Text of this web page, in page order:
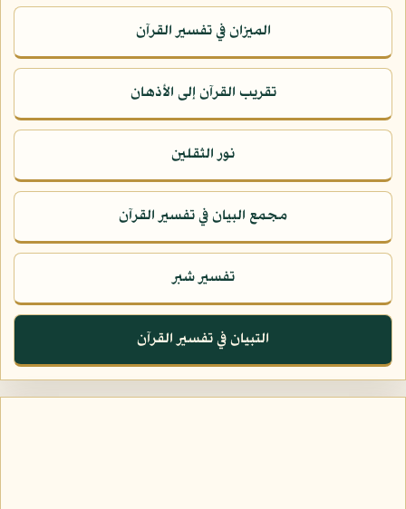
الميزان في تفسير القرآن
تقريب القرآن إلى الأذهان
نور الثقلين
مجمع البيان في تفسير القرآن
تفسير شبر
التبيان في تفسير القرآن